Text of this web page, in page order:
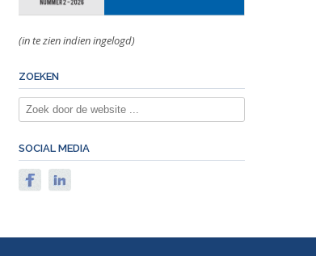
(in te zien indien ingelogd)
ZOEKEN
SOCIAL MEDIA